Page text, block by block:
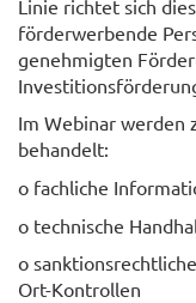
Linie richtet sich
förderwerbende
genehmigten
Im Webinar werden
behandelt:
o fachliche
o technische
o
Ort-Kontrollen